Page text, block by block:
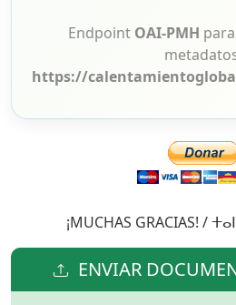
Endpoint OAI-PMH
https://
¡MUCHAS GRACIAS! /
ENVIAR